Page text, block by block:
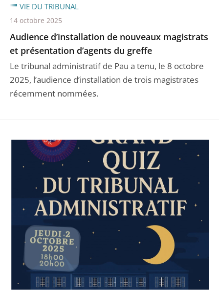
Audience d’installation de nouveaux magistrats
et présentation d’agents du greffe
Le tribunal administratif de Pau a tenu, le 8 octobre
2025, l’audience d’installation de trois magistrates
récemment nommées.
VIE DU TRIBUNAL
14 octobre 2025